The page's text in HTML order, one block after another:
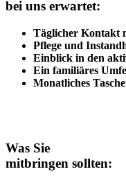
bei uns erwartet:
Täglicher Kontakt
Pflege und
Einblick in den
Ein familiäres
Monatliches
Was Sie
mitbringen sollten: